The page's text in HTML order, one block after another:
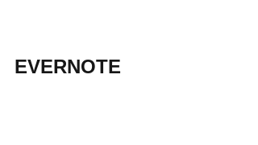
EVERNOTE